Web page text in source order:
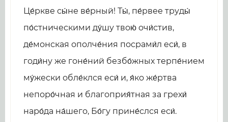
Це́ркве сы́не ве́рный! Ты́, пе́рвее труды́
по́стническими ду́шу твою́ очи́стив,
де́монская ополче́ния посрами́л еси́, в
годи́ну же гоне́ний безбо́жных терпе́нием
му́жески обле́клся еси́ и, я́ко же́ртва
непоро́чная и благоприя́тная за грехи́
наро́да на́шего, Бо́гу прине́слся еси́.